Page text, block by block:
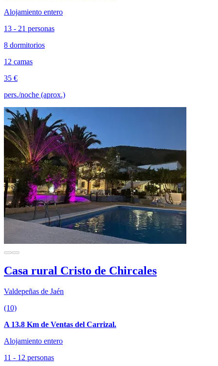
Alojamiento entero
13 - 21 personas
8 dormitorios
12 camas
35 €
pers./noche (aprox.)
Casa rural Cristo de Chircales
Valdepeñas de Jaén
(10)
A 13.8 Km de Ventas del Carrizal.
Alojamiento entero
11 - 12 personas